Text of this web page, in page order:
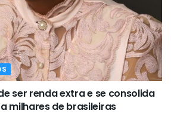
ser renda extra e se consolida
milhares de brasileiras